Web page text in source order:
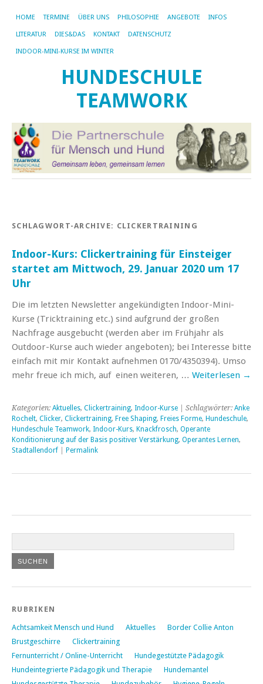
HOME TERMINE ÜBER UNS PHILOSOPHIE ANGEBOTE INFOS
LITERATUR DIES&DAS KONTAKT DATENSCHUTZ
INDOOR-MINI-KURSE IM WINTER
HUNDESCHULE
TEAMWORK
SCHLAGWORT-ARCHIVE: CLICKERTRAINING
Indoor-Kurs: Clickertraining für Einsteiger
startet am Mittwoch, 29. Januar 2020 um 17
Uhr
Die im letzten Newsletter angekündigten Indoor-Mini-
Kurse (Tricktraining etc.) sind aufgrund der großen
Nachfrage ausgebucht (werden aber im Frühjahr als
Outdoor-Kurse auch wieder angeboten); bei Interesse bitte
einfach mit mir Kontakt aufnehmen 0170/4350394). Umso
mehr freue ich mich, auf einen weiteren, … Weiterlesen →
Kategorien: Aktuelles, Clickertraining, Indoor-Kurse | Schlagwörter: Anke
Rochelt, Clicker, Clickertraining, Free Shaping, Freies Forme, Hundeschule,
Hundeschule Teamwork, Indoor-Kurs, Knackfrosch, Operante
Konditionierung auf der Basis positiver Verstärkung, Operantes Lernen,
Stadtallendorf
Permalink
RUBRIKEN
Achtsamkeit Mensch und Hund Aktuelles
Border Collie Anton
Brustgeschirre
Clickertraining
Fernunterricht / Online-Unterricht
Hundegestützte Pädagogik
Hundeintegrierte Pädagogik und Therapie
Hundemantel